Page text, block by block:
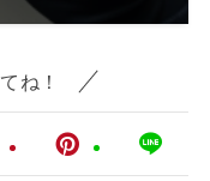
ね！